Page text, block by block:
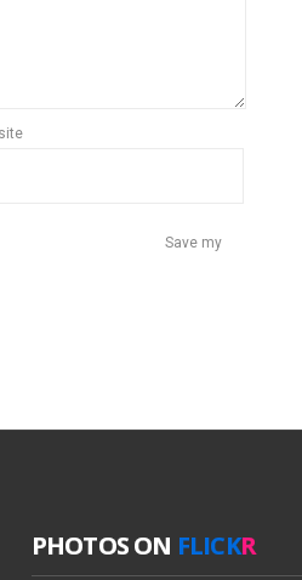
Save my
PHOTOS ON FLICKR